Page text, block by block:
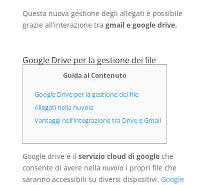
Questa nuova gestione degli allegati è possibile
grazie all’interazione tra gmail e google drive.
Google Drive per la gestione dei file
Guida al Contenuto
Google Drive per la gestione dei file
Allegati nella nuvola
Vantaggi nell’integrazione tra Drive e Gmail
Google drive è il servizio cloud di googleche
consente di avere nella nuvolai propri file che
saranno accessibili su diversi dispositivi. Google